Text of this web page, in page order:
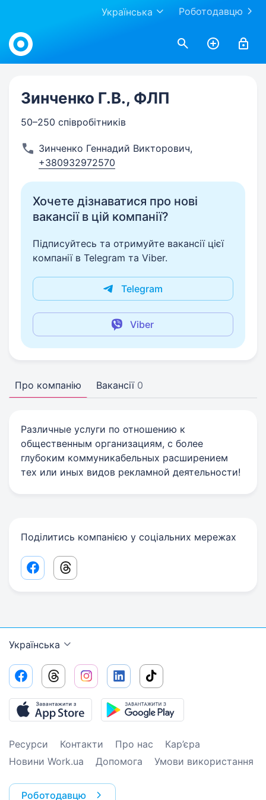
Роботодавцю
Українська
Work.ua
Зинченко Г.В., ФЛП
50–250 співробітників
Зинченко Геннадий Викторович,
+380932972570
Хочете дізнаватися про нові
вакансії в цій компанії?
Підписуйтесь та отримуйте вакансії цієї
компанії в Telegram та Viber.
Telegram
Viber
Про компанію Вакансії 0
Различные услуги по отношению к
общественным организациям, с более
глубоким коммуникабельных расширением
тех или иных видов рекламной деятельности!
Поділитись компанією у соціальних мережах
Facebook share link
Threads share link
Українська
Ресурси Контакти Про нас
Кар’єра
Новини Work.ua
Допомога Умови використання
Роботодавцю